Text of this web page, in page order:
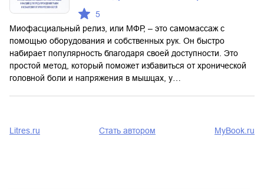
5
Миофасциальный релиз, или МФР, – это самомассаж с
помощью оборудования и собственных рук. Он быстро
набирает популярность благодаря своей доступности. Это
простой метод, который поможет избавиться от хронической
головной боли и напряжения в мышцах, у…
Litres.ru Стать автором MyBook.ru